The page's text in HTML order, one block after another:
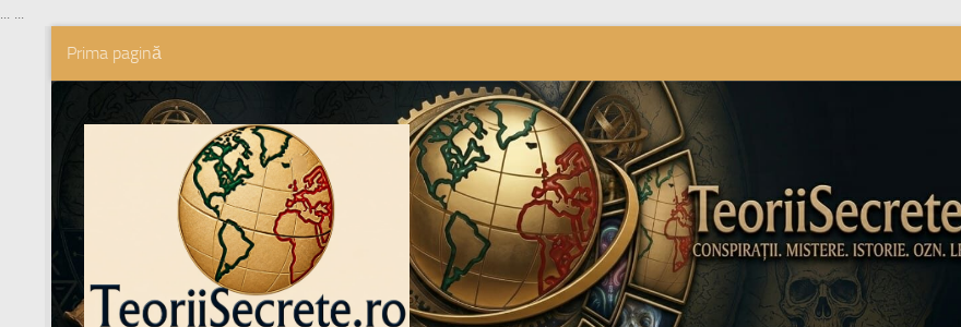
... ...
Skip to content
Prima pagină